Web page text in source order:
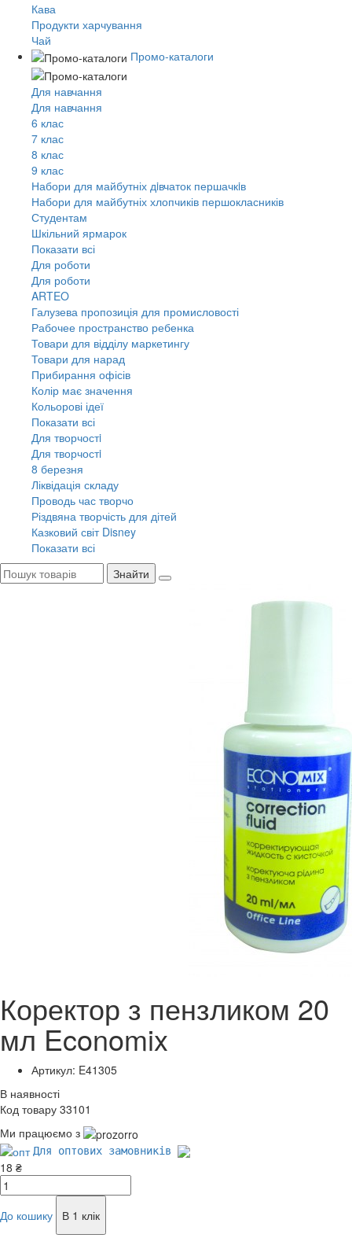
Кава
Продукти харчування
Чай
Промо-каталоги
Для навчання
Для навчання
6 клас
7 клас
8 клас
9 клас
Набори для майбутніх дiвчаток першачкiв
Набори для майбутніх хлопчиків першокласників
Студентам
Шкільний ярмарок
Показати всі
Для роботи
Для роботи
ARTEO
Галузева пропозиція для промисловості
Рабочее пространство ребенка
Товари для відділу маркетингу
Товари для нарад
Прибирання офісів
Колір має значення
Кольорові ідеї
Показати всі
Для творчостi
Для творчостi
8 березня
Ліквідація складу
Проводь час творчо
Різдвяна творчість для дітей
Казковий світ Disney
Показати всі
Знайти
Коректор з пензликом 20
мл Economix
Артикул: E41305
В наявності
Код товару 33101
Ми працюємо з
Для оптових замовників
18 ₴
До кошику
В 1 клік